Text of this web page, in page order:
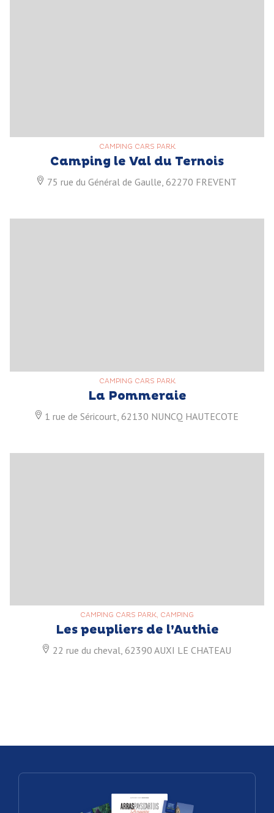
CAMPING CARS PARK
Camping le Val du Ternois
75 rue du Général de Gaulle, 62270 FREVENT
CAMPING CARS PARK
La Pommeraie
1 rue de Séricourt, 62130 NUNCQ HAUTECOTE
CAMPING CARS PARK, CAMPING
Les peupliers de l’Authie
22 rue du cheval, 62390 AUXI LE CHATEAU